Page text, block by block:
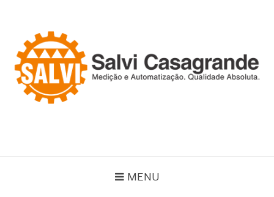
conteúdo
MENU